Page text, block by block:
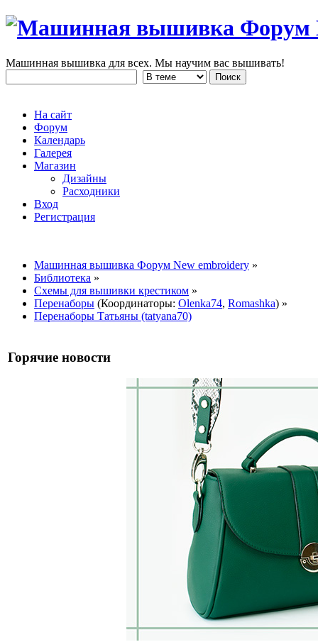
Машинная вышивка для всех. Мы научим вас вышивать!
На сайт
Форум
Календарь
Галерея
Магазин
Дизайны
Расходники
Вход
Регистрация
Машинная вышивка Форум New embroidery »
Библиотека »
Схемы для вышивки крестиком »
Перенаборы (Координаторы: Olenka74, Romashka) »
Перенаборы Татьяны (tatyana70)
Горячие новости